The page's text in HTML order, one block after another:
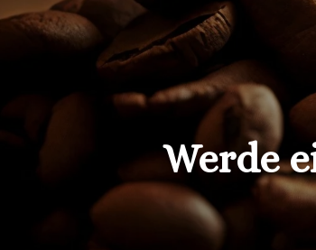
Werde